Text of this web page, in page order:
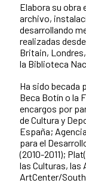
Elabora su
archivo,
desarrollando
realizadas
Britain,
la Biblioteca
Ha sido becada
Beca Botín o la
encargos por
de Cultura y
España;
para el
(2010-2011);
las Culturas, las
ArtCenter/